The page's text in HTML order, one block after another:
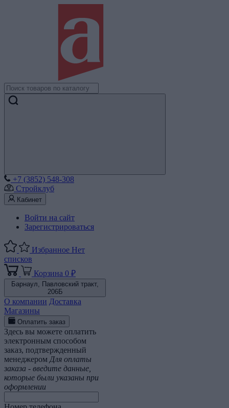
+7 (3852) 548-308
Стройклуб
Кабинет
Войти на сайт
Зарегистрироваться
Избранное Нет
списков
Корзина 0 ₽
Барнаул, Павловский тракт,
206Б
О компании Доставка
Магазины
Оплатить заказ
Здесь вы можете оплатить
электронным способом
заказ, подтвержденный
менеджером Для оплаты
заказа - введите данные,
которые были указаны при
оформлении